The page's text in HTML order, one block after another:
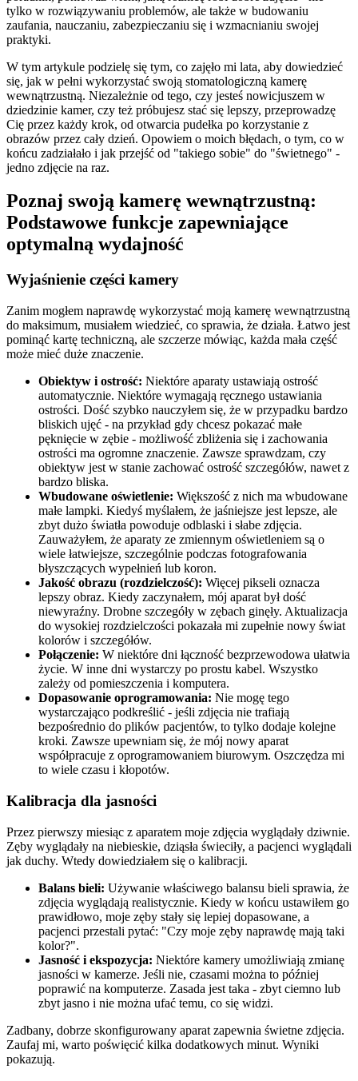
tylko w rozwiązywaniu problemów, ale także w budowaniu
zaufania, nauczaniu, zabezpieczaniu się i wzmacnianiu swojej
praktyki.
W tym artykule podzielę się tym, co zajęło mi lata, aby dowiedzieć
się, jak w pełni wykorzystać swoją stomatologiczną kamerę
wewnątrzustną. Niezależnie od tego, czy jesteś nowicjuszem w
dziedzinie kamer, czy też próbujesz stać się lepszy, przeprowadzę
Cię przez każdy krok, od otwarcia pudełka po korzystanie z
obrazów przez cały dzień. Opowiem o moich błędach, o tym, co w
końcu zadziałało i jak przejść od "takiego sobie" do "świetnego" -
jedno zdjęcie na raz.
Poznaj swoją kamerę wewnątrzustną:
Podstawowe funkcje zapewniające
optymalną wydajność
Wyjaśnienie części kamery
Zanim mogłem naprawdę wykorzystać moją kamerę wewnątrzustną
do maksimum, musiałem wiedzieć, co sprawia, że działa. Łatwo jest
pominąć kartę techniczną, ale szczerze mówiąc, każda mała część
może mieć duże znaczenie.
Obiektyw i ostrość: Niektóre aparaty ustawiają ostrość
automatycznie. Niektóre wymagają ręcznego ustawiania
ostrości. Dość szybko nauczyłem się, że w przypadku bardzo
bliskich ujęć - na przykład gdy chcesz pokazać małe
pęknięcie w zębie - możliwość zbliżenia się i zachowania
ostrości ma ogromne znaczenie. Zawsze sprawdzam, czy
obiektyw jest w stanie zachować ostrość szczegółów, nawet z
bardzo bliska.
Wbudowane oświetlenie: Większość z nich ma wbudowane
małe lampki. Kiedyś myślałem, że jaśniejsze jest lepsze, ale
zbyt dużo światła powoduje odblaski i słabe zdjęcia.
Zauważyłem, że aparaty ze zmiennym oświetleniem są o
wiele łatwiejsze, szczególnie podczas fotografowania
błyszczących wypełnień lub koron.
Jakość obrazu (rozdzielczość): Więcej pikseli oznacza
lepszy obraz. Kiedy zaczynałem, mój aparat był dość
niewyraźny. Drobne szczegóły w zębach ginęły. Aktualizacja
do wysokiej rozdzielczości pokazała mi zupełnie nowy świat
kolorów i szczegółów.
Połączenie: W niektóre dni łączność bezprzewodowa ułatwia
życie. W inne dni wystarczy po prostu kabel. Wszystko
zależy od pomieszczenia i komputera.
Dopasowanie oprogramowania: Nie mogę tego
wystarczająco podkreślić - jeśli zdjęcia nie trafiają
bezpośrednio do plików pacjentów, to tylko dodaje kolejne
kroki. Zawsze upewniam się, że mój nowy aparat
współpracuje z oprogramowaniem biurowym. Oszczędza mi
to wiele czasu i kłopotów.
Kalibracja dla jasności
Przez pierwszy miesiąc z aparatem moje zdjęcia wyglądały dziwnie.
Zęby wyglądały na niebieskie, dziąsła świeciły, a pacjenci wyglądali
jak duchy. Wtedy dowiedziałem się o kalibracji.
Balans bieli: Używanie właściwego balansu bieli sprawia, że
zdjęcia wyglądają realistycznie. Kiedy w końcu ustawiłem go
prawidłowo, moje zęby stały się lepiej dopasowane, a
pacjenci przestali pytać: "Czy moje zęby naprawdę mają taki
kolor?".
Jasność i ekspozycja: Niektóre kamery umożliwiają zmianę
jasności w kamerze. Jeśli nie, czasami można to później
poprawić na komputerze. Zasada jest taka - zbyt ciemno lub
zbyt jasno i nie można ufać temu, co się widzi.
Zadbany, dobrze skonfigurowany aparat zapewnia świetne zdjęcia.
Zaufaj mi, warto poświęcić kilka dodatkowych minut. Wyniki
pokazują.